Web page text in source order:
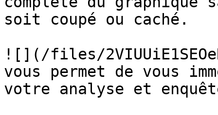
soit coupé ou caché.
![](/files/
vous permet de vous